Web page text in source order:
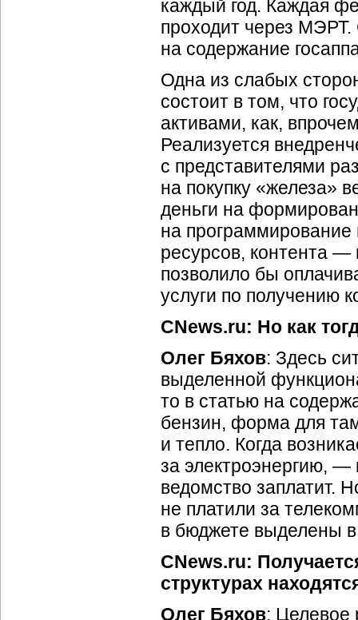
каждый год. Каждая
проходит через
на содержание
Одна из слабых
состоит в том, что
активами, как,
Реализуется
с представителями
на покупку «железа»
деньги на
на программирование
ресурсов, контента —
позволило бы
услуги по получению
CNews.ru: Но как
Олег Бяхов: Здесь
выделенной
то в статью на
бензин, форма для
и тепло. Когда
за электроэнергию, —
ведомство заплатит.
не платили за
в бюджете выделены
CNews.ru:
структурах
Олег Бяхов: Целевое